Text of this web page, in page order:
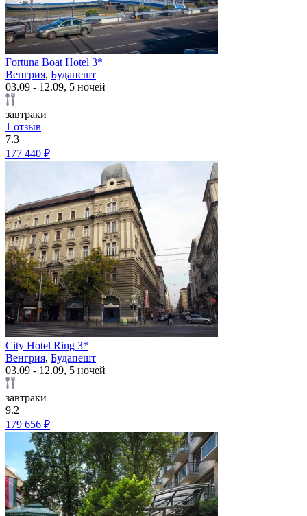
Fortuna Boat Hotel 3*
Венгрия, Будапешт
03.09 - 12.09, 5 ночей
завтраки
1 отзыв
7.3
177 440 ₽
City Hotel Ring 3*
Венгрия, Будапешт
03.09 - 12.09, 5 ночей
завтраки
9.2
179 656 ₽